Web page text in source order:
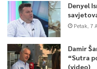
Denyel
Petak, 7
Damir
“Sutra
(video)